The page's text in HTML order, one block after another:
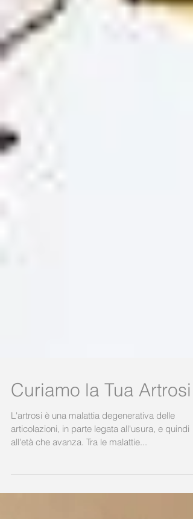
Curiamo la Tua Artrosi !
L'artrosi è una malattia degenerativa delle
articolazioni, in parte legata all'usura, e quindi